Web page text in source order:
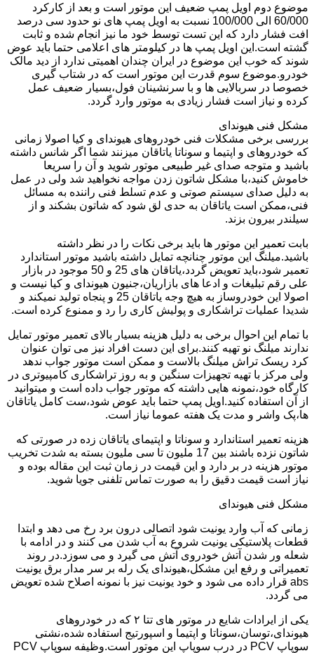
موضوع دوم اویل پمپ ضعیف این موتور است و بعد از کارکرد
60/000 الی 100/000 نسبت به اویل پمپ های نو حدود سی درصد
افت فشار دارد که این تست توسط خود ما نیز انجام شده و ثابت
گشته است.این اویل پمپ ها در کیلومتر های اعلامی حتما باید عوض
شوند که خوب این موضوع در ایران چندان اهمیتی ندارد از دید مالک
خودرو.موضوع سوم قدرت این موتور است که در شتاب گیری
خصوصا در سربالایی ها و با سرنشینان فول،بسیار ضعیف عمل
کرده و نیاز است فشار زیادی به موتور وارد گردد.
مشکل فنی هیوندای
بررسی برخی مشکلات فنی خودروهای هیوندای و کیا اصولا زمانی
که خودروهای و اپتیما و سوناتا یاتاقان میزنند شما اگر شانس داشته
باشید و متوجه صدای غیر طبیعی موتور شوید و آن را سریعا
خاموش کنید،با مشکل شاتون زدن مواجه نخواهید شد ولی در عمل
به دلیل صدای سیستم صوتی و عدم تسلط فنی راننده به مسائل
فنی،ممکن است یاتاقان به حدی لق شود که شاتون بشکند و از
سیلندر بیرون بزند.
بابت تعمیر این موتور ها باید برخی نکات را در نظر داشته
باشید.میلنگ این موتور چنانچه تمایل داشته باشید موتور استاندارد
تعمیر شود،باید تعویض گردد،یاتاقان های 25 و 50 موجود در بازار
علی رقم تبلیغات و ادعا های بازاریان،جنیون هیوندای و کیا نیست و
اصولا این خودروساز به هیچ وجه یاتاقان 25 و پنجاه تولید نمیکند و
شدیدا عملیات تراشکاری و پولیش کاری را رد و ممنوع کرده است.
با تمام این احوال برخی به دلیل هزینه بسیار بالای تعمیر موتور تمایل
ندارند میلنگ نو تهیه کنند.برای این دست افراد نیز می توان عنوان
کرد ریسک تراش میلنگ بالاست و ممکن است موتور جواب ندهد
ولی مرکز با تهیه تجهیزات سنگین و به روز تراشکاری کامپیوتری در
کارگاه خود،نمونه هایی داشته که موتور جواب داده است و میتوانید
از آن استفاده کنید.اویل پمپ حتما باید عوض شود،ست کامل یاتاقان
ها،پک واشر و مدت یک هفته عموما نیاز است.
هزینه تعمیر استاندارد و سوناتا و اپتیمای یاتاقان زده در صورتی که
شاتون نزده باشند بین 17 ملیون تا سی ملیون بسته به شدت تخریب
موتور هزینه در بر دارد و این قیمت در زمان ثبت این مقاله بوده و
نیاز است قیمت دقیق را به صورت تماس تلفنی جویا شوید.
مشکل فنی هیوندای
زمانی که آب وارد یونیت شود اتصالی درون برد رخ می دهد و ابتدا
قطعات پلاستیکی یونیت شروع به آب شدن می کنند و در ادامه با
شعله ور شدن آتش خودروی آتش می گیرد و می سوزد.در روند
تعمیراتی و رفع این مشکل،هیوندای یک رله بر سر مدار برق یونیت
abs قرار داده می شود و خود یونیت نیز با نمونه اصلاح شده تعویض
می گردد.
یکی از ایرادات شایع در موتور های تتا ۲ که در خودروهای
هیوندای،توسان،سوناتا و اپتیما و اسپورتیج استفاده شده،نشتی
سوپاپ PCV در درب سوپاپ این موتور است.وظیفه سوپاپ PCV